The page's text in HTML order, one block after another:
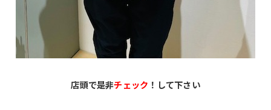
店頭で是非チェック ！して下さい